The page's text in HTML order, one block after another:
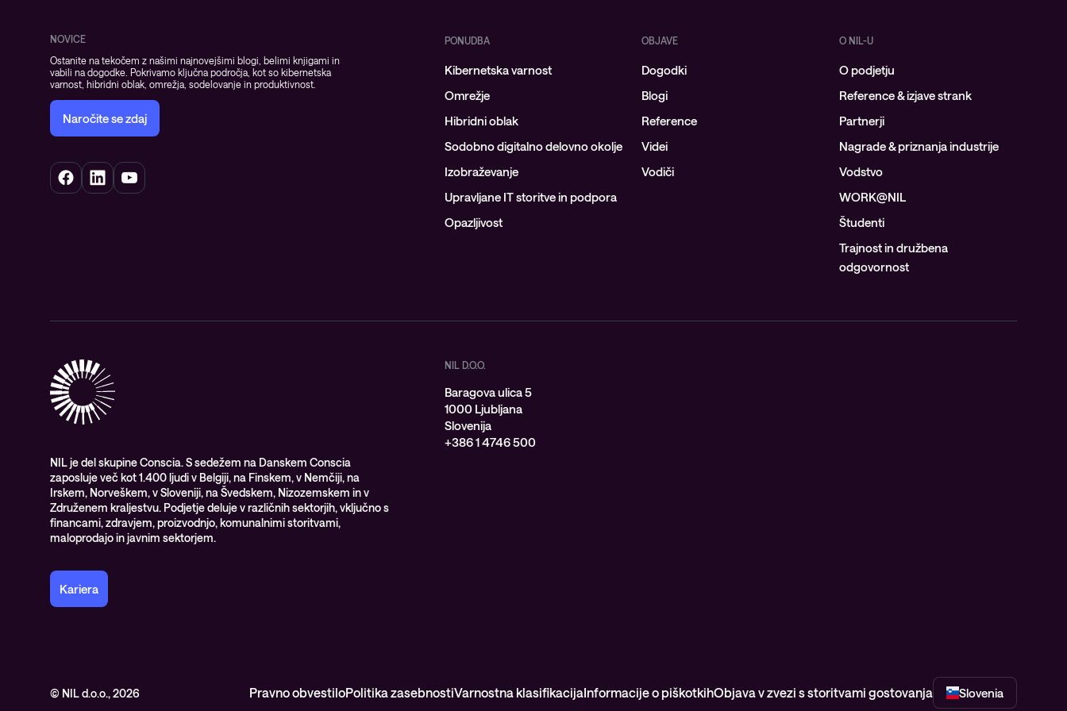
Upravljani Microsoft Defender
Upravljana storitev okrevanja po
Upravljanje varnostnih kopij
Upravljana oblačna
Upravljanje podatkovnega
NOVICE
Ostanite na tekočem z našimi najnovejšimi blogi, belimi knjigami in
vabili na dogodke. Pokrivamo ključna področja, kot so kibernetska
varnost, hibridni oblak, omrežja, sodelovanje in produktivnost.
Naročite se zdaj
PONUDBA
Kibernetska varnost
Omrežje
Hibridni oblak
Sodobno digitalno delovno okolje
Izobraževanje
Upravljane IT storitve in podpora
Opazljivost
OBJAVE
Dogodki
Blogi
Reference
Videi
Vodiči
O NIL-U
O podjetju
Reference & izjave strank
Partnerji
Nagrade & priznanja industrije
Vodstvo
WORK@NIL
Študenti
Trajnost in družbena
odgovornost
NIL je del skupine Conscia. S sedežem na Danskem Conscia
zaposluje več kot 1.400 ljudi v Belgiji, na Finskem, v Nemčiji, na
Irskem, Norveškem, v Sloveniji, na Švedskem, Nizozemskem in v
Združenem kraljestvu. Podjetje deluje v različnih sektorjih, vključno s
financami, zdravjem, proizvodnjo, komunalnimi storitvami,
maloprodajo in javnim sektorjem.
Kariera
NIL D.O.O.
Baragova ulica 5
1000 Ljubljana
Slovenija
+386 1 4746 500
© NIL d.o.o., 2026 Pravno obvestiloPolitika zasebnostiVarnostna klasifikacijaInformacije o piškotkihObjava v zvezi s storitvami gostovanja Slovenia